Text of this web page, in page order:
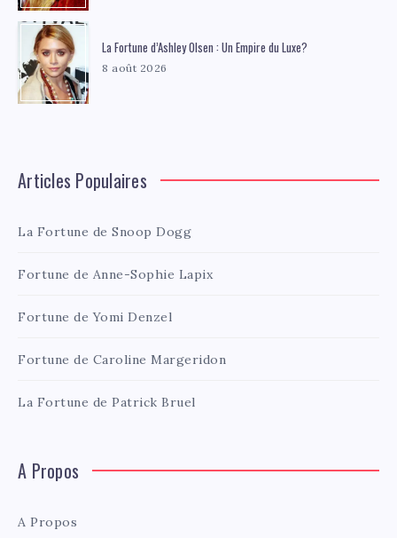
La Fortune d’Ashley Olsen : Un Empire du Luxe?
8 août 2026
Articles Populaires
La Fortune de Snoop Dogg
Fortune de Anne-Sophie Lapix
Fortune de Yomi Denzel
Fortune de Caroline Margeridon
La Fortune de Patrick Bruel
A Propos
A Propos